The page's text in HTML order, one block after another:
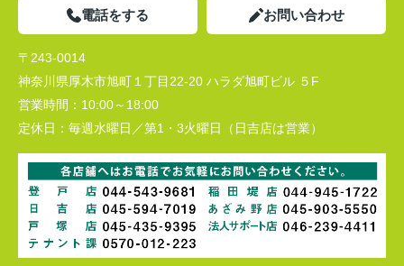
電話をする お問い合わせ
〒243-0014
神奈川県厚木市旭町１丁目22-20 ハラダ旭町ビル ５F
営業時間： 10:00～18:00
定休日： 毎週水曜日／第1・3火曜日（日吉店は営業）